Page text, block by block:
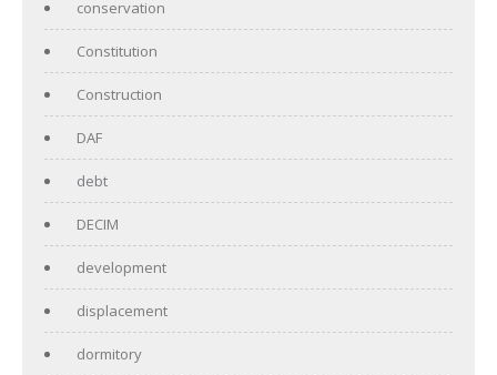
conservation
Constitution
Construction
DAF
debt
DECIM
development
displacement
dormitory